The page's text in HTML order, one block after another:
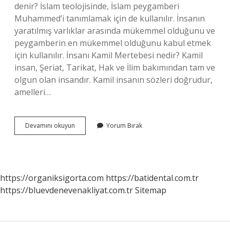
denir? İslam teolojisinde, İslam peygamberi
Muhammed’i tanımlamak için de kullanılır. İnsanın
yaratılmış varlıklar arasında mükemmel olduğunu ve
peygamberin en mükemmel olduğunu kabul etmek
için kullanılır. İnsanı Kamil Mertebesi nedir? Kamil
insan, Şeriat, Tarikat, Hak ve İlim bakımından tam ve
olgun olan insandır. Kamil insanın sözleri doğrudur,
amelleri…
Devamını okuyun
Nasıl
Yorum Bırak
https://organiksigorta.com https://batidental.com.tr
https://bluevdenevenakliyat.com.trSitemap